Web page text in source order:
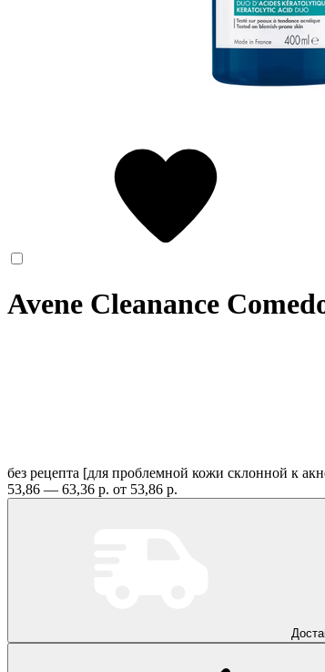
Avene Cleanance
без рецепта [для проблемной кожи склонной к
53,86 — 63,36 р. от 53,86 р.